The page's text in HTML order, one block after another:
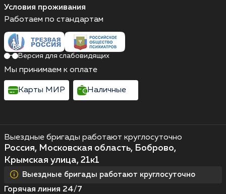
Условия проживания
Выездные бригады работают круглосуточно
Россия, Московская область, Боброво,
Крымская улица, 21к1
Выездные бригады работают круглосуточно
Горячая линия 24/7
Работаем по стандартам
Версия для слабовидящих
Мы принимаем к оплате
Карты МИР Наличные